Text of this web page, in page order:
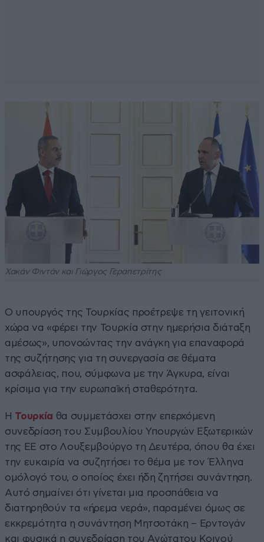
Χακάν Φιντάν και Γιώργος Γεραπετρίτης
Ο υπουργός της Τουρκίας προέτρεψε τη γειτονική
χώρα να «φέρει την Τουρκία στην ημερήσια διάταξη
αμέσως», υπονοώντας την ανάγκη για επαναφορά
της συζήτησης για τη συνεργασία σε θέματα
ασφάλειας, που, σύμφωνα με την Άγκυρα, είναι
κρίσιμα για την ευρωπαϊκή σταθερότητα.
Η Τουρκία θα συμμετάσχει στην επερχόμενη
συνεδρίαση του Συμβουλίου Υπουργών Εξωτερικών
της ΕΕ στο Λουξεμβούργο τη Δευτέρα, όπου θα έχει
την ευκαιρία να συζητήσει το θέμα με τον Έλληνα
ομόλογό του, ο οποίος έχει ήδη ζητήσει συνάντηση.
Αυτό σημαίνει ότι γίνεται μια προσπάθεια να
διατηρηθούν τα «ήρεμα νερά», παραμένει όμως σε
εκκρεμότητα η συνάντηση Μητσοτάκη – Ερντογάν
και φυσικά η συνεδρίαση του Ανώτατου Κοινού